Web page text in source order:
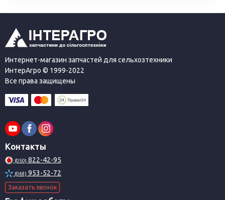
Интернет-магазин запчастей для сельхозтехники
ИнтерАгро © 1999-2022
Все права защищены
Контакты
(050) 822-42-95
(068) 953-52-72
Заказать звонок